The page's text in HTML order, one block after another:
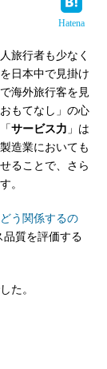
Hatena
旅行者も少なく
日本中で見掛け
海外旅行客を見
もてなし」の心
サービス力 」は
造業においても
ることで、さら
。
う関係するの
品質を評価する
た。